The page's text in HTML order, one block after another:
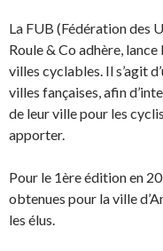
La FUB (Fédération des
Roule & Co adhère,
villes cyclables. Il s’agit
villes fançaises, afin
de leur ville pour les
apporter.
Pour le 1ère édition en
obtenues pour la ville
les élus.